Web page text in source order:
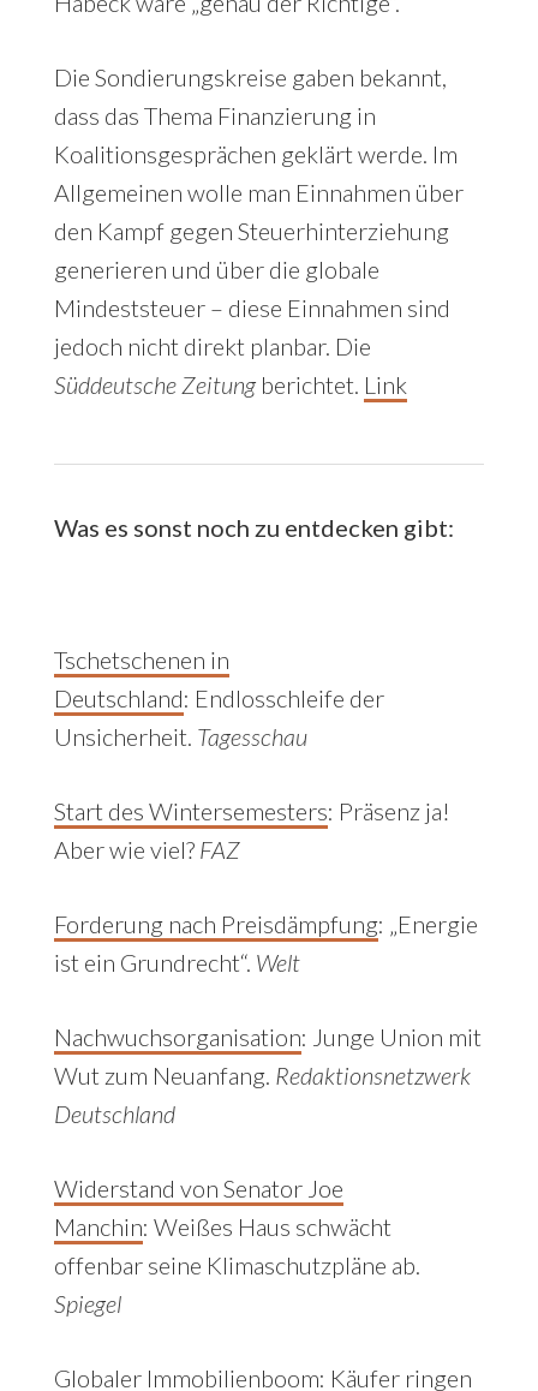
Die Sondierungskreise gaben bekannt,
dass das Thema Finanzierung in
Koalitionsgesprächen geklärt werde. Im
Allgemeinen wolle man Einnahmen über
den Kampf gegen Steuerhinterziehung
generieren und über die globale
Mindeststeuer – diese Einnahmen sind
jedoch nicht direkt planbar. Die
Süddeutsche Zeitungberichtet. Link
Was es sonst noch zu entdecken gibt:
Tschetschenen in
Deutschland: Endlosschleife der
Unsicherheit. Tagesschau
Start des Wintersemesters: Präsenz ja!
Aber wie viel? FAZ
Forderung nach Preisdämpfung: „Energie
ist ein Grundrecht“. Welt
Nachwuchsorganisation: Junge Union mit
Wut zum Neuanfang. Redaktionsnetzwerk
Deutschland
Widerstand von Senator Joe
Manchin: Weißes Haus schwächt
offenbar seine Klimaschutzpläne ab.
Spiegel
Globaler Immobilienboom: Käufer ringen